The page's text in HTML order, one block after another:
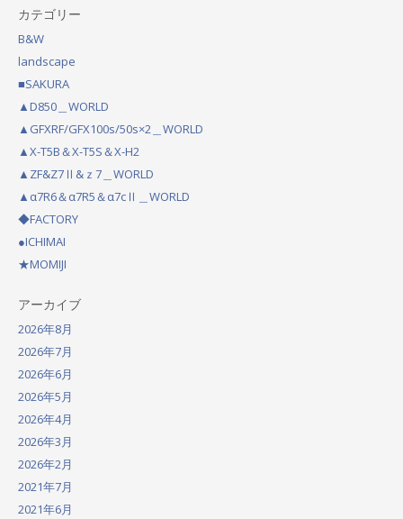
s
t
n
a
v
i
g
a
t
i
o
n
カテゴリー
B&W
landscape
■SAKURA
▲D850＿WORLD
▲GFXRF/GFX100s/50s×2＿WORLD
▲X-T5B＆X-T5S＆X-H2
▲ZF&Z7Ⅱ&ｚ7＿WORLD
▲α7R6＆α7R5＆α7cⅡ＿WORLD
◆FACTORY
●ICHIMAI
★MOMIJI
アーカイブ
2026年8月
2026年7月
2026年6月
2026年5月
2026年4月
2026年3月
2026年2月
2021年7月
2021年6月